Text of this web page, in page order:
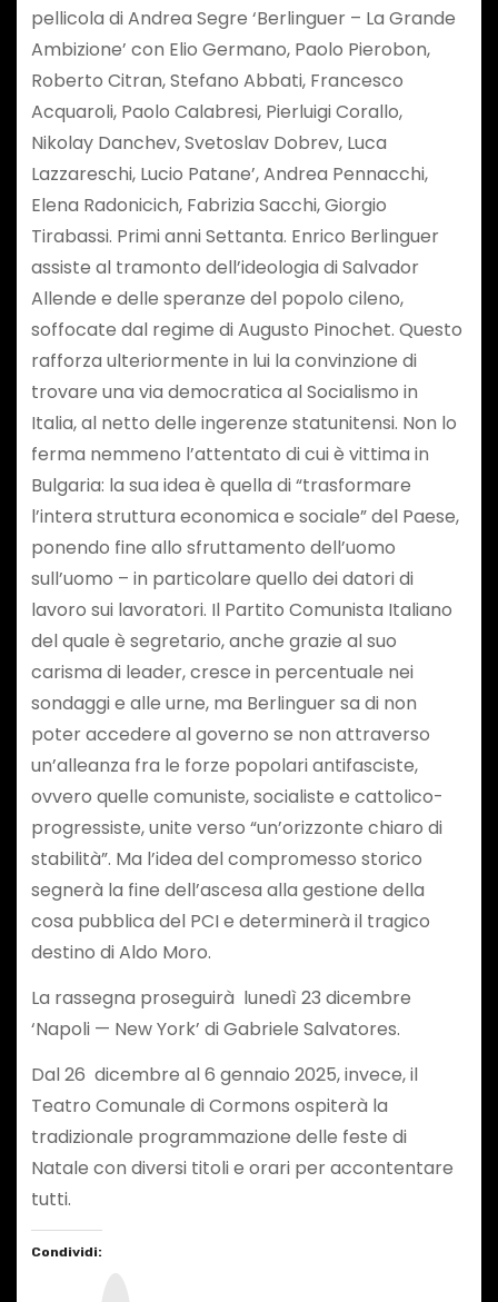
pellicola di Andrea Segre ‘Berlinguer – La Grande
Ambizione’ con Elio Germano, Paolo Pierobon,
Roberto Citran, Stefano Abbati, Francesco
Acquaroli, Paolo Calabresi, Pierluigi Corallo,
Nikolay Danchev, Svetoslav Dobrev, Luca
Lazzareschi, Lucio Patane’, Andrea Pennacchi,
Elena Radonicich, Fabrizia Sacchi, Giorgio
Tirabassi. Primi anni Settanta. Enrico Berlinguer
assiste al tramonto dell’ideologia di Salvador
Allende e delle speranze del popolo cileno,
soffocate dal regime di Augusto Pinochet. Questo
rafforza ulteriormente in lui la convinzione di
trovare una via democratica al Socialismo in
Italia, al netto delle ingerenze statunitensi. Non lo
ferma nemmeno l’attentato di cui è vittima in
Bulgaria: la sua idea è quella di “trasformare
l’intera struttura economica e sociale” del Paese,
ponendo fine allo sfruttamento dell’uomo
sull’uomo – in particolare quello dei datori di
lavoro sui lavoratori. Il Partito Comunista Italiano
del quale è segretario, anche grazie al suo
carisma di leader, cresce in percentuale nei
sondaggi e alle urne, ma Berlinguer sa di non
poter accedere al governo se non attraverso
un’alleanza fra le forze popolari antifasciste,
ovvero quelle comuniste, socialiste e cattolico-
progressiste, unite verso “un’orizzonte chiaro di
stabilità”. Ma l’idea del compromesso storico
segnerà la fine dell’ascesa alla gestione della
cosa pubblica del PCI e determinerà il tragico
destino di Aldo Moro.
La rassegna proseguirà lunedì 23 dicembre
‘Napoli — New York’ di Gabriele Salvatores.
Dal 26 dicembre al 6 gennaio 2025, invece, il
Teatro Comunale di Cormons ospiterà la
tradizionale programmazione delle feste di
Natale con diversi titoli e orari per accontentare
tutti.
Condividi: